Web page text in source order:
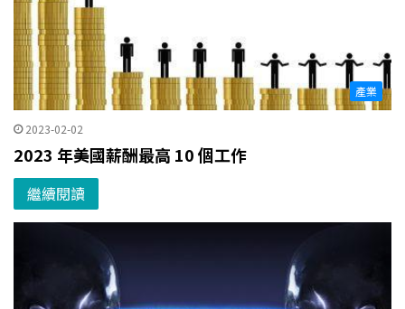
產業
2023-02-02
2023 年美國薪酬最高 10 個工作
繼續閱讀